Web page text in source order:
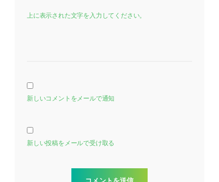
上に表示された文字を入力してください。
新しいコメントをメールで通知
新しい投稿をメールで受け取る